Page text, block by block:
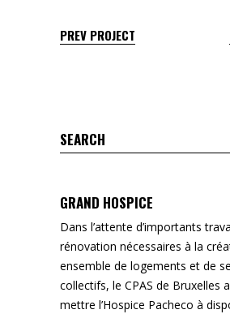
PREV PROJECT
Search
for:
GRAND HOSPICE
Dans l’attente d’importants
rénovation nécessaires à la
ensemble de logements et de
collectifs, le CPAS de Bruxelles
mettre l’Hospice Pacheco à